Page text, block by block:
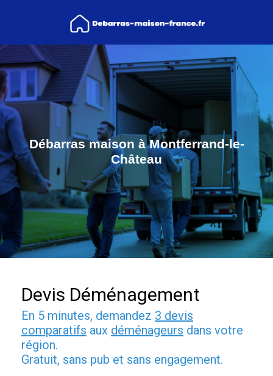
Débarras maison à Montferrand-le-
Château
Devis Déménagement
En 5 minutes, demandez 3 devis
comparatifs aux déménageurs dans votre
région.
Gratuit, sans pub et sans engagement.